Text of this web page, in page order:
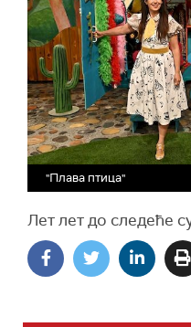
"Плава птица"
Лет лет до следеће